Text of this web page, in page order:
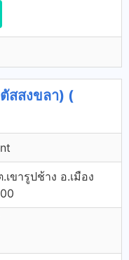
สสงขลา) (
เขารูปช้าง อ.เมือง